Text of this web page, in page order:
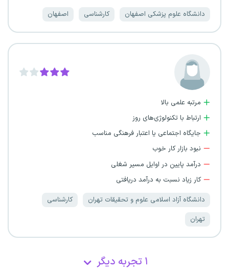
دانشگاه علوم پزشکی اصفهان
کارشناسی اصفهان
مرتبه علمی بالا
ارتباط با تکنولوژی‌های روز
جایگاه اجتماعی یا اعتبار فرهنگی مناسب
نبود بازار کار خوب
درآمد پایین در اوایل مسیر شغلی
کار زیاد نسبت به درآمد دریافتی
دانشگاه آزاد اسلامی علوم و تحقیقات تهران
کارشناسی
تهران
۱ تجربه دیگر